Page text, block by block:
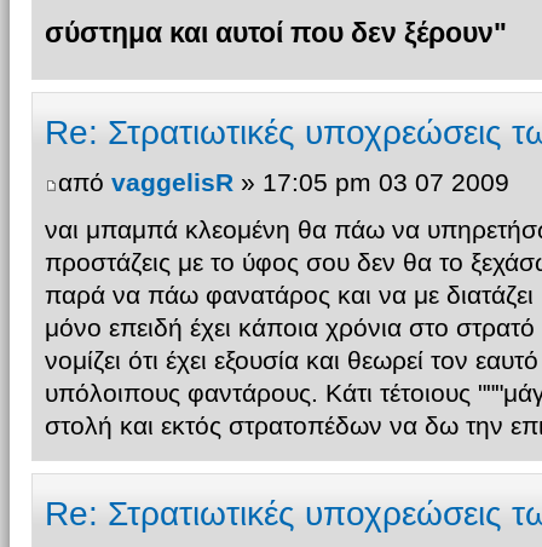
σύστημα και αυτοί που δεν ξέρουν"
Re: Στρατιωτικές
από vaggelisR » 17:05 pm 03 07 2009
ναι μπαμπά κλεομένη θα πάω να
προστάζεις με το ύφος σου δεν θα το
παρά να πάω φανατάρος και να με
μόνο επειδή έχει κάποια χρόνια στο στρατό
νομίζει ότι έχει εξουσία και θεωρεί τον
υπόλοιπους φαντάρους. Κάτι τέτοιους
στολή και εκτός στρατοπέδων να δω την
Re: Στρατιωτικές